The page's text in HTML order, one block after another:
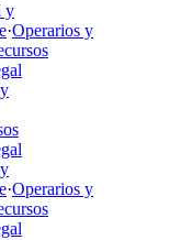
y
·Operarios y
·Operarios y